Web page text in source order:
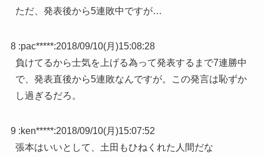
ただ、発表後から5連敗中ですが…
8 :pac*****:2018/09/10(月)15:08:28
負けてるから士気を上げる為って発表するまで7連勝中
で、発表直後から5連敗なんですが。この発言は恥ずか
し過ぎるだろ。
9 :ken*****:2018/09/10(月)15:07:52
張本はいいとして、土田もひねくれた人間だな